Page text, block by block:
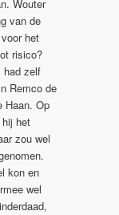
Wouter
van de
het
risico?
had zelf
Remco de
Haan. Op
het
zou wel
kon en
wel